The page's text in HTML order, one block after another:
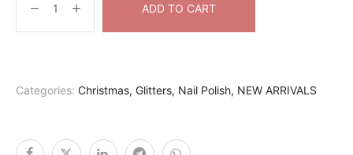
ADD TO CART
Categories: Christmas, Glitters, Nail Polish, NEW ARRIVALS